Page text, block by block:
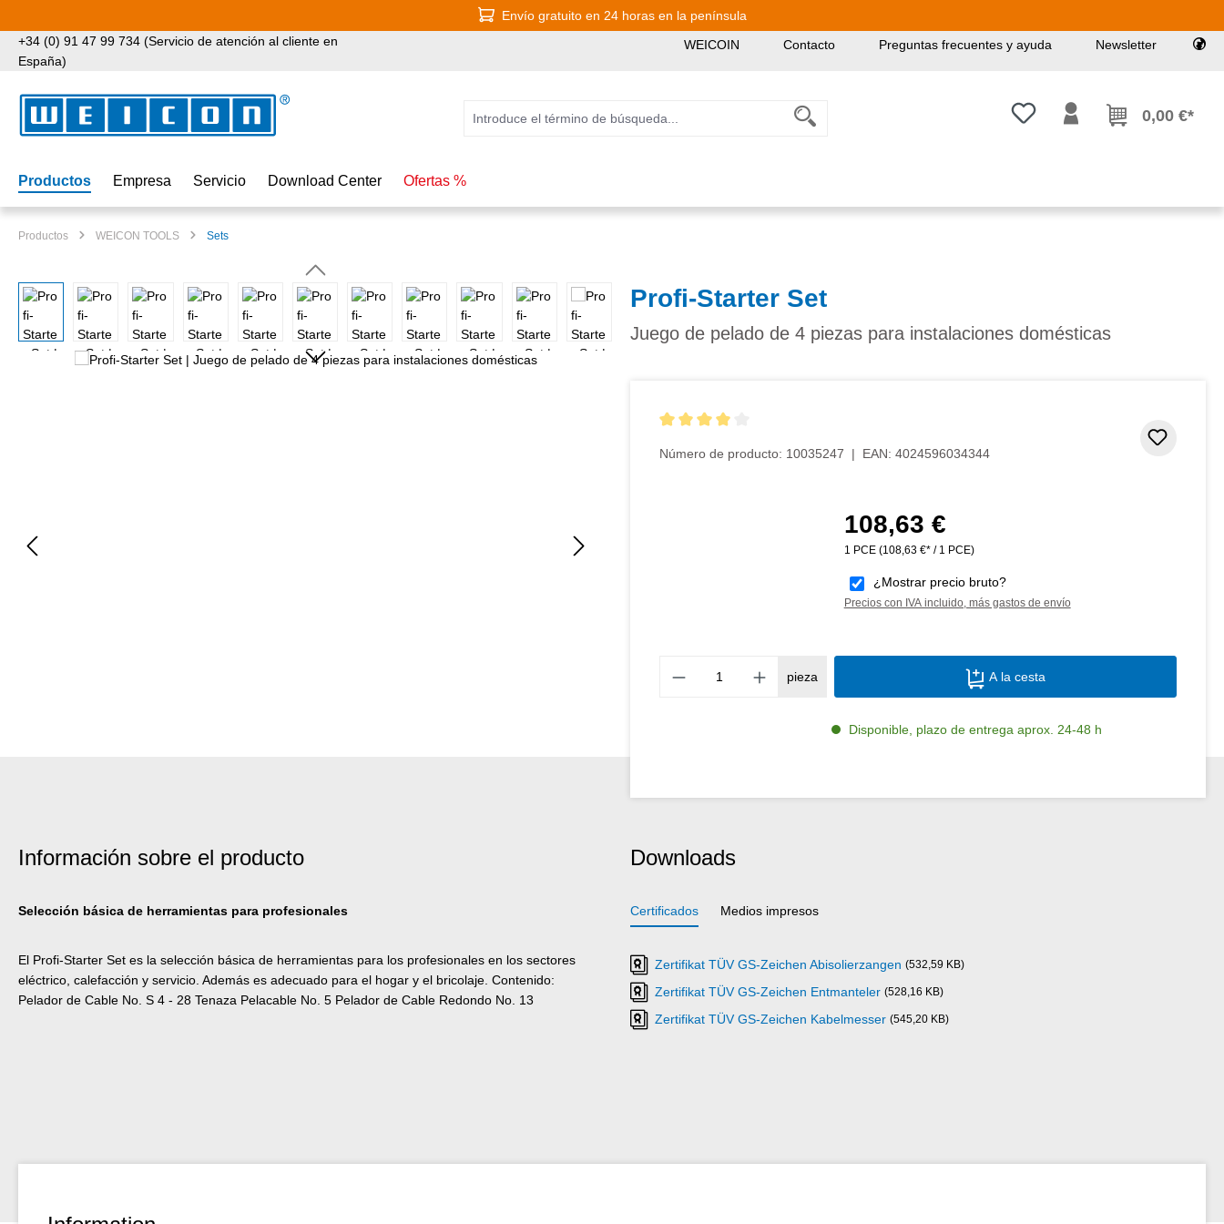
Envío gratuito en 24 horas en la península
+34 (0) 91 47 99 734 (Servicio de atención al cliente en
España)
WEICOIN Contacto Preguntas frecuentes y ayuda Newsletter
Tienes 0 artículos en tu lista de
0,00 €*
Productos Empresa Servicio Download Center Ofertas %
Productos WEICON TOOLS Sets
Omitir galería de imágenes Profi-Starter Set
Juego de pelado de 4 piezas para instalaciones domésticas
Número de producto: 10035247 | EAN: 4024596034344
Precio normal:
108,63 €
1 PCE (108,63 €* / 1 PCE)
¿Mostrar precio bruto?
Precios con IVA incluido, más gastos de envío
Cantidad del producto: introduce la
pieza A la cesta
Disponible, plazo de entrega aprox. 24-48 h
Información sobre el producto
Selección básica de herramientas para profesionales
El Profi-Starter Set es la selección básica de herramientas para los profesionales en los sectores
eléctrico, calefacción y servicio. Además es adecuado para el hogar y el bricolaje. Contenido:
Pelador de Cable No. S 4 - 28 Tenaza Pelacable No. 5 Pelador de Cable Redondo No. 13
Downloads
Certificados Medios impresos
Zertifikat TÜV GS-Zeichen Abisolierzangen (532,59 KB)
Zertifikat TÜV GS-Zeichen Entmanteler (528,16 KB)
Zertifikat TÜV GS-Zeichen Kabelmesser (545,20 KB)